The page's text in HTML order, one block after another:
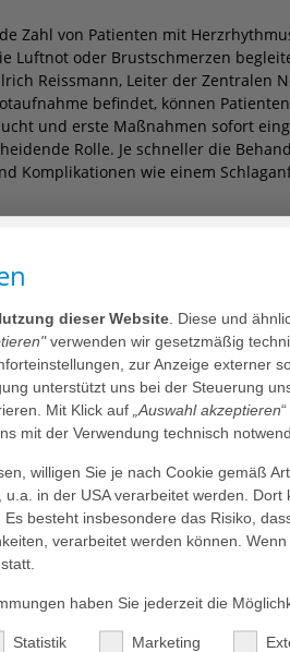
Zahl von Patienten mit
Luftnot oder Brustschmerzen
Reissmann, Leiter der Zentralen
befindet, können
und erste Maßnahmen sofort
Rolle. Je schneller die
Komplikationen wie einem
Rhythmus Unit zwei
„Wir können dort rund um die
versorgen. Eine Schluckecho-
möglich wie die Durchführung einer
Dr. med. KR Julian Chun,
III. Je nach Verlauf kann der
oder stationär im Krankenhaus
einen
Priv.-Doz. Dr. med. Boris Schmidt,
III, erklärt: „Die interventionelle
mehr als 1.000 Implantationen von
Aggregaten zu den größten in
der neuen Rhythmus Unit
engen Verzahnung von ambulanter
unseren Stationen durch die
und unnötige
dieser Website . Diese und
verwenden wir gesetzmäßig
zur Anzeige externer
unterstützt uns bei der Steuerung
Mit Klick auf „Auswahl akzeptieren
mit der Verwendung technisch
willigen Sie je nach Cookie gemäß
in der USA verarbeitet werden.
besteht insbesondere das Risiko,
verarbeitet werden können. Wenn
haben Sie jederzeit die
Statistik Marketing